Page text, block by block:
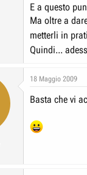
E a questo
Ma oltre a
metterli in
Quindi...
18 Maggio 2009
Basta che vi